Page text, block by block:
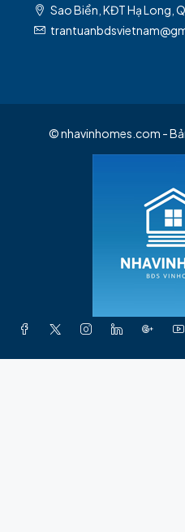
Sao Biển, KĐT Hạ Long,
© nhavinhomes.com -